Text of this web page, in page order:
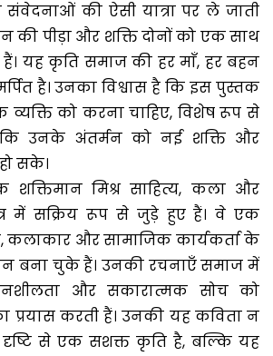
की ऐसी यात्रा पर ले जाती
की पीड़ा और शक्ति दोनों को एक साथ
यह कृति समाज की हर माँ, हर बहन
है। उनका विश्वास है कि इस पुस्तक
व्यक्ति को करना चाहिए, विशेष रूप से
उनके अंतर्मन को नई शक्ति और
सके।
मिश्र साहित्य, कला और
में सक्रिय रूप से जुड़े हुए हैं। वे एक
कलाकार और सामाजिक कार्यकर्ता के
बना चुके हैं। उनकी रचनाएँ समाज में
और सकारात्मक सोच को
प्रयास करती हैं। उनकी यह कविता न
से एक सशक्त कृति है, बल्कि यह